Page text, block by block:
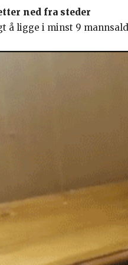
ned fra steder
å ligge i minst 9